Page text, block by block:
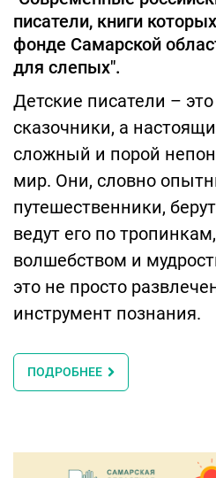
писатели, книги
фонде Самарской
для слепых".
Детские писатели –
сказочники, а
сложный и порой
мир. Они, словно
путешественники,
ведут его по
волшебством и
это не просто
инструмент познания.
ПОДРОБНЕЕ